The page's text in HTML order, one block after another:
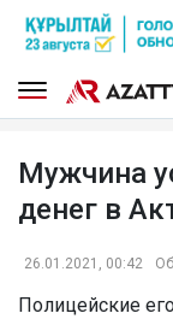
Мужчина
денег в
26.01.2021, 00:42
Полицейские